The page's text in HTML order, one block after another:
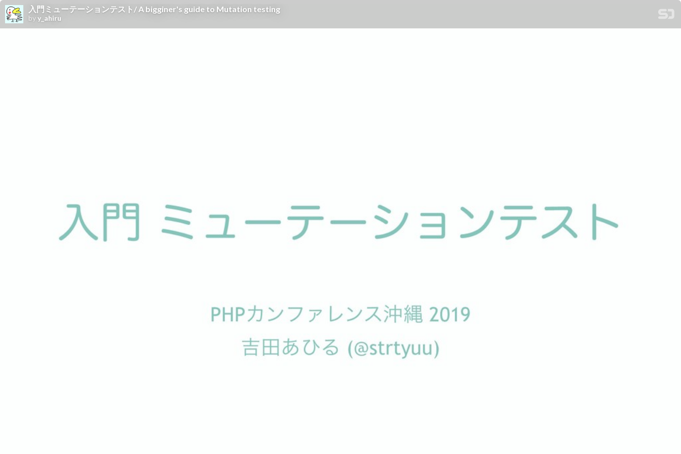
入門ミューテーションテスト/ A bigginer's guide to Mutation testing
byy_ahiru